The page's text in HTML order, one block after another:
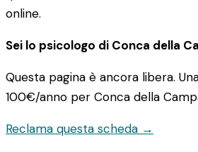
online.
Sei lo psicologo di Conca della
Questa pagina è ancora libera.
100€/anno per Conca della
Reclama questa scheda →